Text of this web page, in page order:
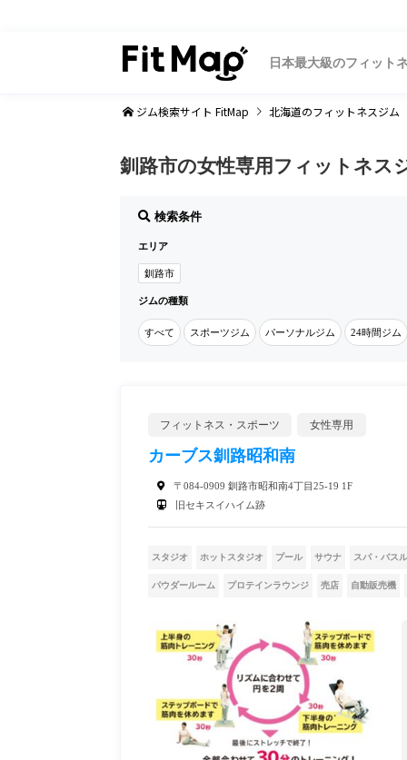
日本最大級のフィット
ジム検索サイト FitMap 北海道のフィットネスジム
釧路市の女性専用フィットネス
検索条件
エリア
釧路市
ジムの種類
すべて スポーツジム パーソナルジム 24時間ジム
フィットネス・スポーツ 女性専用
カーブス釧路昭和南
〒084-0909 釧路市昭和南4丁目25-19 1F
旧セキスイハイム跡
スタジオ ホットスタジオ プール サウナ スパ・バス
パウダールーム プロテインラウンジ 売店 自動販売機